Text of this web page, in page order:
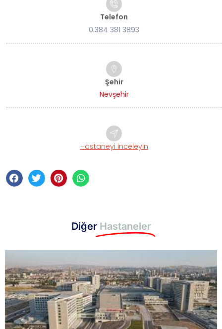
Telefon
0.384 381 3893
Şehir
Nevşehir
Hastaneyi inceleyin
Diğer Hastaneler